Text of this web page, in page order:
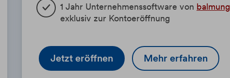
1 Jahr Unternehmenssoftware von balmung
exklusiv zur Kontoeröffnung
Jetzt eröffnen Mehr erfahren